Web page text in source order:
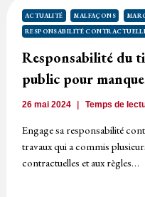
DÉSORDRES
POST-
RÉCEPTION
DE
LA
RÉALISATION
DE
ACTUALITÉ MALFAÇONS
RESPONSABILITÉ
Responsabilité du
public pour
26 mai 2024 Temps de
Engage sa responsabilité
travaux qui a commis
contractuelles et aux règles…